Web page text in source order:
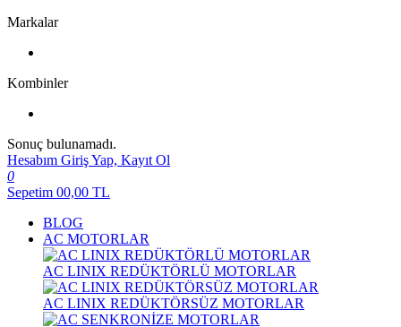
Markalar
Kombinler
Sonuç bulunamadı.
Hesabım Giriş Yap, Kayıt Ol
0
Sepetim 00,00 TL
BLOG
AC MOTORLAR
AC LINIX REDÜKTÖRLÜ MOTORLAR
AC LINIX REDÜKTÖRSÜZ MOTORLAR